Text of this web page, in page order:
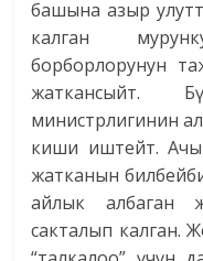
башына азыр
калган
борборлорунун
жаткансыйт.
министрлигинин
киши иштейт.
жатканын
айлык албаган
сакталып калган.